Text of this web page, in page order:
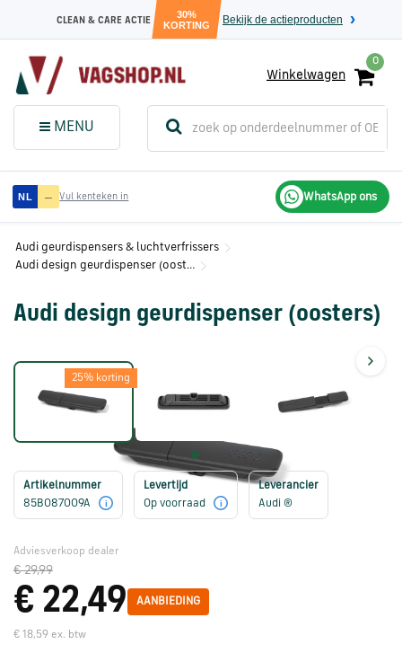
CLEAN & CARE ACTIE
30%
KORTING
Bekijk de actieproducten
0
Winkelwagen
MENU
Menu (Sluit dit
menuvenster)
Audi
onderdelen
Volkswagen
onderdelen
onderdelen
CUPRA
onderdelen
Zomeraanbiedingen
Kunnen
NL — Vul kenteken in WhatsApp ons
Audi geurdispensers & luchtverfrissers
Audi design geurdispenser (oosters)
Audi design geurdispenser (oosters)
25% korting
Artikelnummer
85B087009A
i
Levertijd
Op voorraad
i
Leverancier
Audi ®
Adviesverkoop dealer
€ 29,99
€ 22,49 AANBIEDING
€ 18,59 ex. btw